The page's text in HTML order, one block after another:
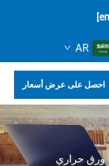
AR
احصل على عرض أسعار
ورق حراري